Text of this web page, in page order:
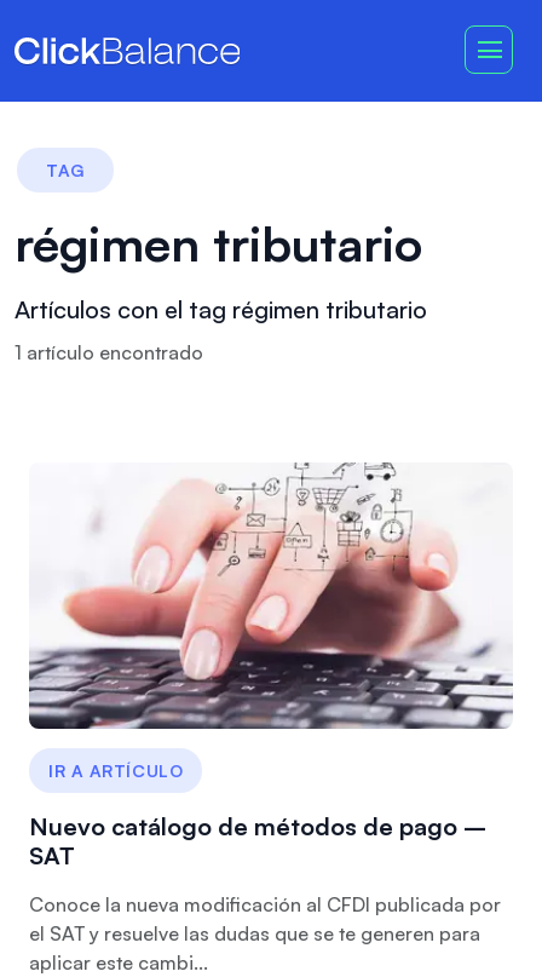
TAG
régimen tributario
Artículos con el tag régimen tributario
1 artículo encontrado
IR A ARTÍCULO
Nuevo catálogo de métodos de pago –
SAT
Conoce la nueva modificación al CFDI publicada por
el SAT y resuelve las dudas que se te generen para
aplicar este cambi...